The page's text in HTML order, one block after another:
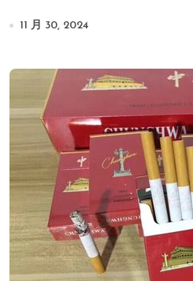
11 月 30, 2024